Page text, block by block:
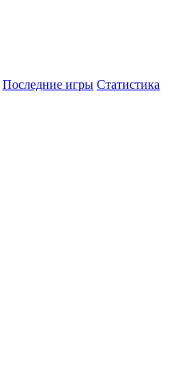
Последние игры Статистика